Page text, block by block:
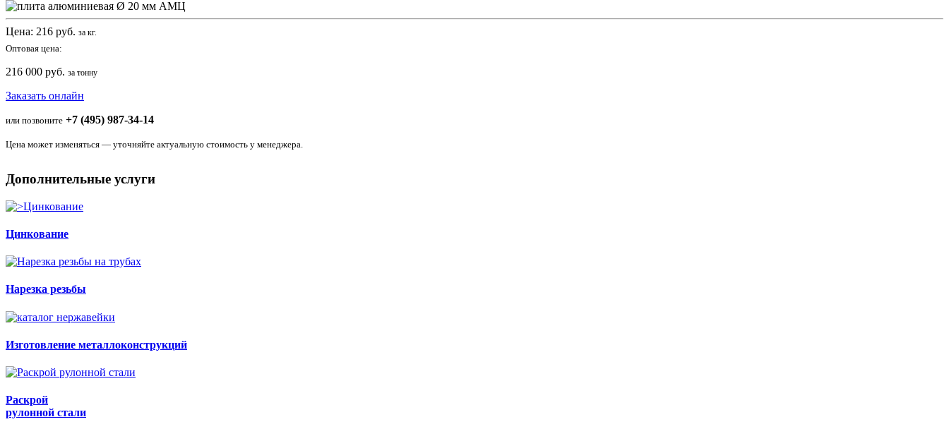
Цена: 216 руб. за кг.
Оптовая цена:
216 000 руб. за тонну
Заказать онлайн
или позвоните +7 (495) 987-34-14
Цена может изменяться — уточняйте актуальную стоимость у менеджера.
Дополнительные услуги
Цинкование
Нарезка резьбы
Изготовление металлоконструкций
Раскрой
рулонной стали